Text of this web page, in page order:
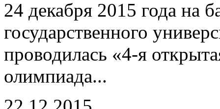
24 декабря 2015 года на
государственного
проводилась «4-я
олимпиада...